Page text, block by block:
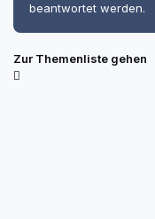
beantwortet werden.
Zur Themenliste gehen